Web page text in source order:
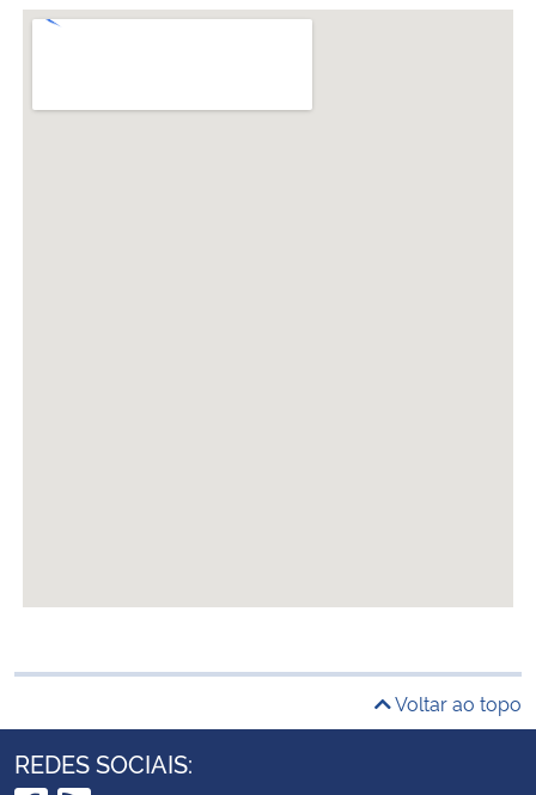
Voltar ao topo
REDES SOCIAIS: